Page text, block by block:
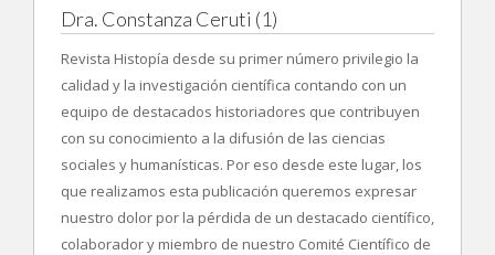
Dra. Constanza Ceruti (1)
Revista Histopía desde su primer número privilegio la
calidad y la investigación científica contando con un
equipo de destacados historiadores que contribuyen
con su conocimiento a la difusión de las ciencias
sociales y humanísticas. Por eso desde este lugar, los
que realizamos esta publicación queremos expresar
nuestro dolor por la pérdida de un destacado científico,
colaborador y miembro de nuestro Comité Científico de